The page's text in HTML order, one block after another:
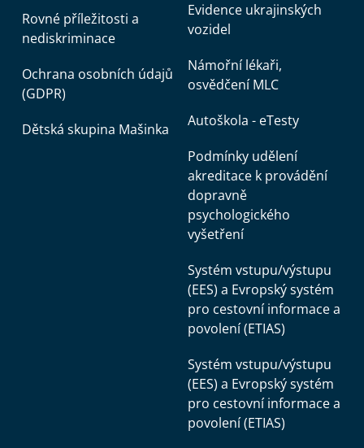
Rovné příležitosti a
nediskriminace
Ochrana osobních údajů
(GDPR)
Dětská skupina Mašinka
Evidence ukrajinských
vozidel
Námořní lékaři,
osvědčení MLC
Autoškola - eTesty
Podmínky udělení
akreditace k provádění
dopravně
psychologického
vyšetření
Systém vstupu/výstupu
(EES) a Evropský systém
pro cestovní informace a
povolení (ETIAS)
Systém vstupu/výstupu
(EES) a Evropský systém
pro cestovní informace a
povolení (ETIAS)